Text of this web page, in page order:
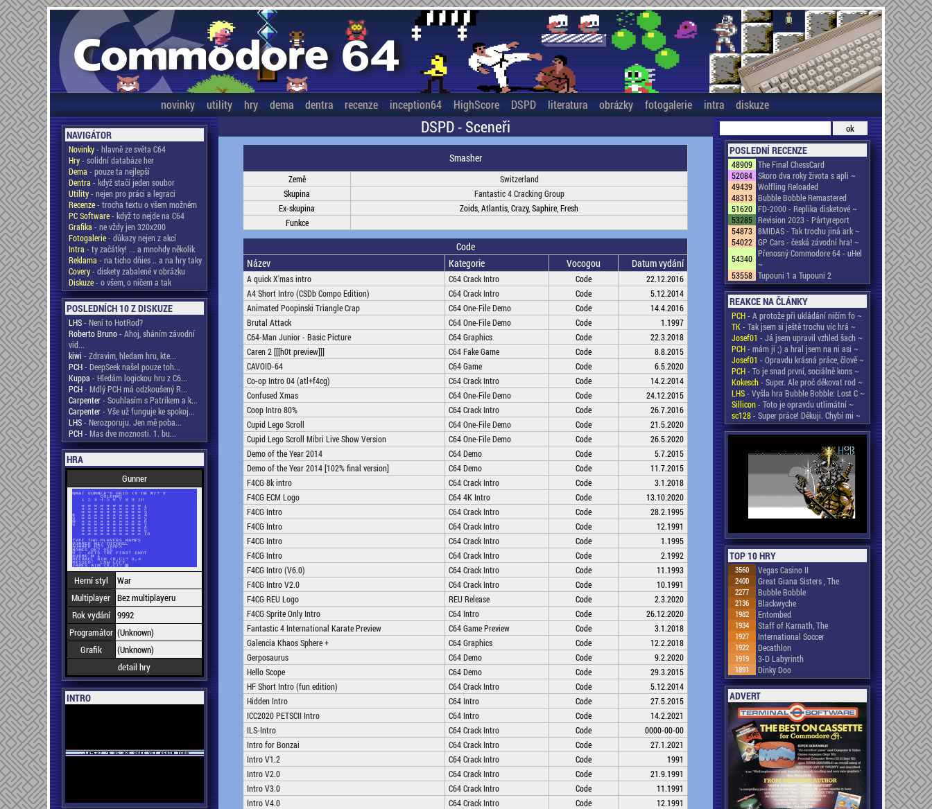
novinky utility hry dema dentra recenze inception64 HighScore DSPD literatura obrázky fotogalerie intra diskuze
NAVIGÁTOR
Novinky- hlavně ze světa C64
Hry- solidní databáze her
Dema - pouze ta nejlepší
Dentra - když stačí jeden soubor
Utility- nejen pro práci a legraci
Recenze- trocha textu o všem možném
PC Software- když to nejde na C64
Grafika - ne vždy jen 320x200
Fotogalerie- důkazy nejen z akcí
Intra - ty začátky! ... a mnohdy několik
Reklama - na ticho dňies .. a na hry taky
Covery- diskety zabalené v obrázku
Diskuze- o všem, o ničem a tak
POSLEDNÍCH 10 Z DISKUZE
LHS- Není to HotRod?
Roberto Bruno- Ahoj, sháním závodní
vid...
kiwi - Zdravim, hledam hru, kte...
PCH- DeepSeek našel pouze toh...
Kuppa - Hledám logickou hru z C6...
PCH- Mdlý PCH má odzkoušený R...
Carpenter- Souhlasím s Patrikem a k...
Carpenter- Vše už funguje ke spokoj...
LHS- Nerozporuju. Jen mě poba...
PCH- Mas dve moznosti. 1. bu...
HRA
Gunner
Herní styl
War
Multiplayer Bez multiplayeru
Rok vydání 9992
Programátor (Unknown)
Grafik
(Unknown)
detail hry
INTRO
DSPD - Sceneři
Smasher
Země
Switzerland
Skupina
Fantastic 4 Cracking Group
Ex-skupina
Zoids, Atlantis, Crazy, Saphire, Fresh
Funkce
Code
Název
Kategorie Vocogou Datum vydání
A quick X'mas intro C64 Crack Intro Code
22.12.2016
A4 Short Intro (CSDb Compo Edition)
C64 Crack Intro Code
5.12.2014
Animated Poopinski Triangle Crap
C64 One-File Demo Code
14.4.2016
Brutal Attack
C64 One-File Demo Code
1.1997
C64-Man Junior - Basic Picture
C64 Graphics Code
22.3.2018
Caren 2 [[[h0t preview]]]
C64 Fake Game Code
8.8.2015
CAVOID-64
C64 Game Code
6.5.2020
Co-op Intro 04 (atl+f4cg)
C64 Crack Intro Code
14.2.2014
Confused Xmas
C64 One-File Demo Code
24.12.2015
Coop Intro 80%
C64 Crack Intro Code
26.7.2016
Cupid Lego Scroll
C64 One-File Demo Code
21.5.2020
Cupid Lego Scroll Mibri Live Show Version
C64 One-File Demo Code
26.5.2020
Demo of the Year 2014
C64 Demo Code
5.7.2015
Demo of the Year 2014 [102% final version]
C64 Demo Code
11.7.2015
F4CG 8k intro
C64 Crack Intro Code
3.1.2018
F4CG ECM Logo
C64 4K Intro Code
13.10.2020
F4CG Intro
C64 Crack Intro Code
28.2.1995
F4CG Intro
C64 Crack Intro Code
12.1991
F4CG Intro
C64 Crack Intro Code
1.1995
F4CG Intro
C64 Crack Intro Code
2.1992
F4CG Intro (V6.0)
C64 Crack Intro Code
11.1993
F4CG Intro V2.0
C64 Crack Intro Code
10.1991
F4CG REU Logo
REU Release Code
2.3.2020
F4CG Sprite Only Intro
C64 Intro Code
26.12.2020
Fantastic 4 International Karate Preview
C64 Game Preview Code
3.1.2018
Galencia Khaos Sphere +
C64 Graphics Code
12.2.2018
Gerposaurus
C64 Demo Code
9.2.2020
Hello Scope
C64 Demo Code
29.3.2015
HF Short Intro (fun edition)
C64 Crack Intro Code
5.12.2014
Hidden Intro
C64 Intro Code
27.5.2015
ICC2020 PETSCII Intro
C64 Intro Code
14.2.2021
ILS-Intro
C64 Crack Intro Code
0000-00-00
Intro for Bonzai
C64 Crack Intro Code
27.1.2021
Intro V1.2
C64 Crack Intro Code
1991
Intro V2.0
C64 Crack Intro Code
21.9.1991
Intro V3.0
C64 Crack Intro Code
11.1991
Intro V4.0
C64 Crack Intro Code
12.1991
POSLEDNÍ RECENZE
48909 The Final ChessCard
52084 Skoro dva roky života s apli ~
49439 Wolfling Reloaded
48313 Bubble Bobble Remastered
51620 FD-2000 - Replika disketové ~
53285 Revision 2023 - Pártyreport
54873 8MIDAS - Tak trochu jiná ark ~
54022 GP Cars - česká závodní hra! ~
54340 Přenosný Commodore 64 - uHel
~
53558 Tupouni 1 a Tupouni 2
REAKCE NA ČLÁNKY
PCH- A protože při ukládání ničím fo ~
TK- Tak jsem si ještě trochu víc hrá ~
Josef01 - Já jsem upravil vzhled šach ~
PCH- mám ji ;) a hral jsem na ni asi ~
Josef01 - Opravdu krásná práce, člově ~
PCH- To je snad první, sociálně kons ~
Kokesch- Super. Ale proč děkovat rod ~
LHS- Vyšla hra Bubble Bobble: Lost C ~
Sillicon- Toto je opravdu utlimátní ~
sc128- Super práce! Děkuji. Chybí mi ~
TOP 10 HRY
3560 Vegas Casino II
2400 Great Giana Sisters , The
2277 Bubble Bobble
2136 Blackwyche
1982 Entombed
1934 Staff of Karnath, The
1927 International Soccer
1922 Decathlon
1919 3-D Labyrinth
1891 Dinky Doo
ADVERT